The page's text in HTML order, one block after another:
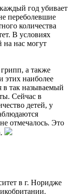
год убивает
переболевшие
количества
В условиях
на нас могут
а также
этих наиболее
так называемый
Сейчас в
детей, у
отмечалось. Это
в г. Норидже